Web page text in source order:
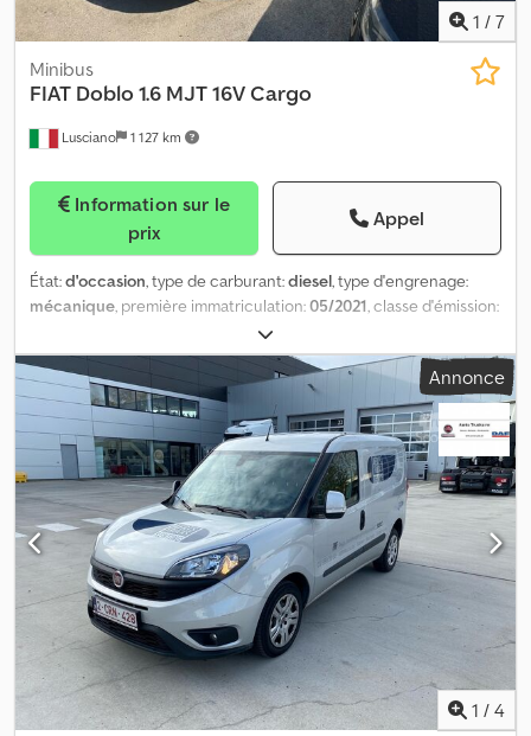
les défauts matériels.
1 / 7
Lusciano 1 127 km
Minibus
FIAT Doblo 1.6 MJT 16V Cargo
prix
Appel
État:d'occasion, type de carburant:diesel, type d'engrenage:
mécanique, première immatriculation:05/2021, classe d'émission:
, nombre de sièges:
construction:2021, Équipement:climatisation, direction assistée,
filtre à particules, régulateur de vitesse, verrouillage centralisé,
FOURGON. VERSION 1.6 MJT 16V. VÉHICULE EN PARFAIT ÉTAT.
Cedpozhhfhsfx Agxerf
Annonce
1 / 4